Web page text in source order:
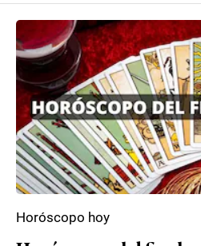
Horóscopo hoy